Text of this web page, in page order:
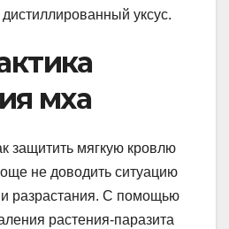
уксус.
мха
защитить мягкую кровлю
не доводить ситуацию
и разрастания. С помощью
растения-паразита